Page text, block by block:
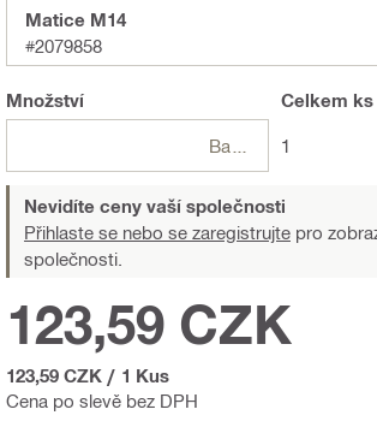
Matice M14
#2079858
Množství Celkem ks
1
Nevidíte ceny vaší společnosti
Přihlaste se nebo se zaregistrujte pro
společnosti.
Cena po slevě bez DPH
123,59 CZK
123,59 CZK / 1 Kus